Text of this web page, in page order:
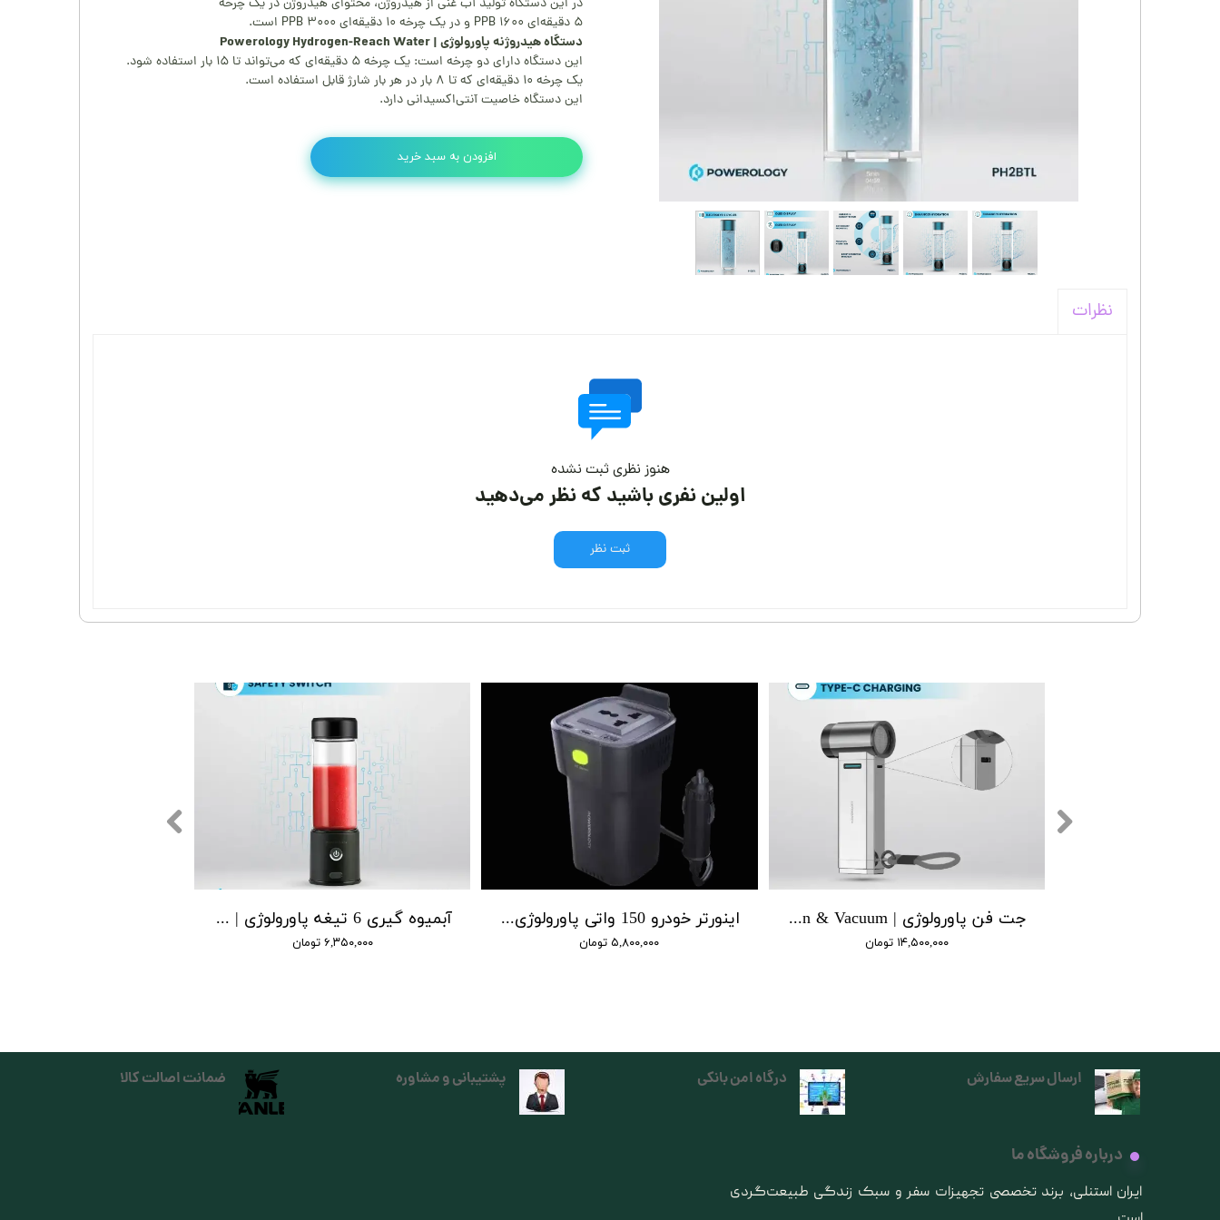
کیف و اکسسوری استنلی
۵ دقیقه‌ای ۱۶۰۰ PPB و در یک چرخه ۱۰ دقیقه‌ای ۳۰۰۰ PPB است.
دستگاه هیدروژنه پاورولوژی | Powerology Hydrogen-Reach Water
این دستگاه دارای دو چرخه است: یک چرخه ۵ دقیقه‌ای که می‌تواند تا ۱۵ بار استفاده شود.
یک چرخه ۱۰ دقیقه‌ای که تا ۸ بار در هر بار شارژ قابل استفاده است.
این دستگاه خاصیت آنتی‌اکسیدانی دارد.
افزودن به سبد خرید
نظرات
هنوز نظری ثبت نشده
اولین نفری باشید که نظر می‌دهید
ثبت نظر
آبمیوه‌ گیری 6 تیغه پاورولوژی | Powerology 6 Blade Juicer
۶,۳۵۰,۰۰۰ تومان
اینورتر خودرو 150 واتی پاورولوژی | power inverter 150 w powerology
۵,۸۰۰,۰۰۰ تومان
جت فن پاورولوژی | Powerology Jet Fan & Vacuum
۱۴,۵۰۰,۰۰۰ تومان
ارسال سریع سفارش
درباره فروشگاه ما
​ایران استنلی، برند تخصصی تجهیزات سفر و سبک زندگی طبیعت‌گردی
درگاه امن بانکی پشتیبانی و مشاوره ضمانت اصالت کالا